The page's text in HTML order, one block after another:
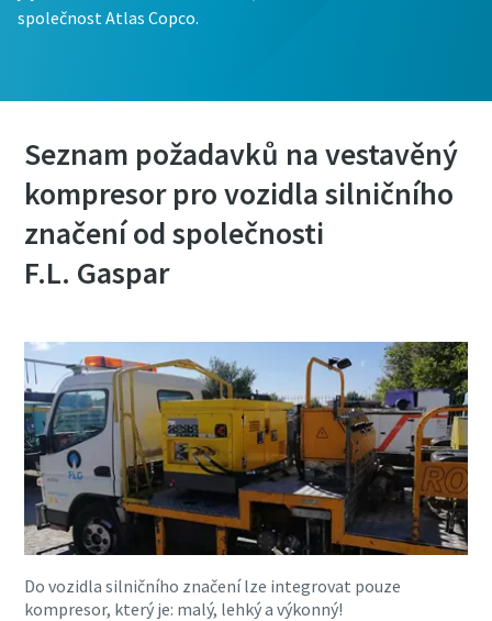
společnost Atlas Copco.
Seznam požadavků na vestavěný
kompresor pro vozidla silničního
značení od společnosti
F.L. Gaspar
Do vozidla silničního značení lze integrovat pouze
kompresor, který je: malý, lehký a výkonný!